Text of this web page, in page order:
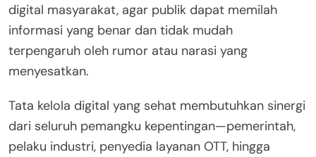
digital masyarakat, agar publik dapat memilah
informasi yang benar dan tidak mudah
terpengaruh oleh rumor atau narasi yang
menyesatkan.
Tata kelola digital yang sehat membutuhkan sinergi
dari seluruh pemangku kepentingan—pemerintah,
pelaku industri, penyedia layanan OTT, hingga